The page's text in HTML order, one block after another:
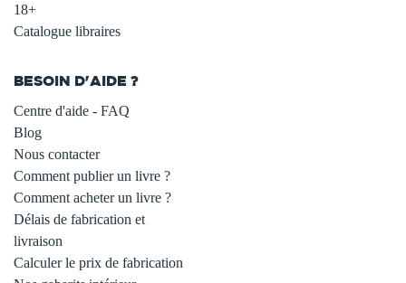
18+
Catalogue libraires
BESOIN D'AIDE ?
Centre d'aide - FAQ
Blog
Nous contacter
Comment publier un livre ?
Comment acheter un livre ?
Délais de fabrication et
livraison
Calculer le prix de fabrication